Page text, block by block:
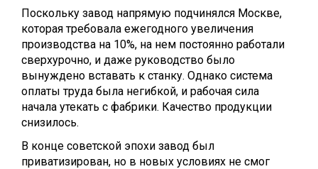
Поскольку завод напрямую подчинялся Москве,
которая требовала ежегодного увеличения
производства на 10%, на нем постоянно работали
сверхурочно, и даже руководство было
вынуждено вставать к станку. Однако система
оплаты труда была негибкой, и рабочая сила
начала утекать с фабрики. Качество продукции
снизилось.
В конце советской эпохи завод был
приватизирован, но в новых условиях не смог